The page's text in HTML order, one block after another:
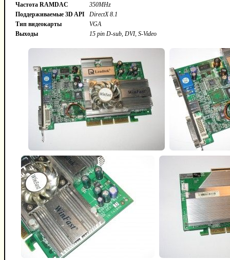
Частота RAMDAC
350MHz
Поддерживаемые 3D API
DirectX 8.1
Тип видеокарты
VGA
Выходы
15 pin D-sub, DVI, S-Video